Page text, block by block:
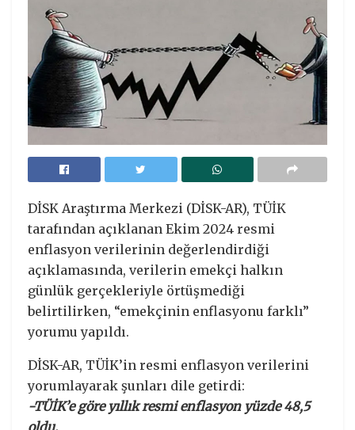
DİSK Araştırma Merkezi (DİSK-AR), TÜİK
tarafından açıklanan Ekim 2024 resmi
enflasyon verilerinin değerlendirdiği
açıklamasında, verilerin emekçi halkın
günlük gerçekleriyle örtüşmediği
belirtilirken, “emekçinin enflasyonu farklı”
yorumu yapıldı.
DİSK-AR, TÜİK’in resmi enflasyon verilerini
yorumlayarak şunları dile getirdi:
-TÜİK’e göre yıllık resmi enflasyon yüzde 48,5
oldu.